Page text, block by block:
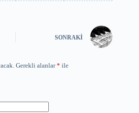
SONRAKI
Gerekli alanlar* ile